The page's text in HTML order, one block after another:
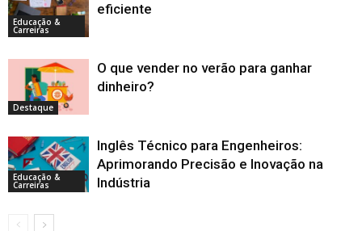
Educação &
Carreiras
eficiente
Destaque
O que vender no verão para ganhar
dinheiro?
Educação &
Carreiras
Inglês Técnico para Engenheiros:
Aprimorando Precisão e Inovação na
Indústria